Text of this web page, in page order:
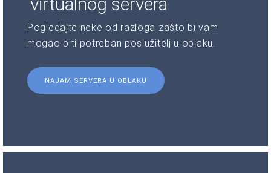
Pogledajte neke od razloga zašto bi vam
mogao biti potreban poslužitelj u oblaku.
NAJAM SERVERA U OBLAKU